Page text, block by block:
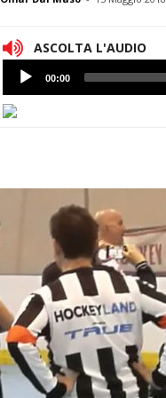
ASCOLTA L'AUDIO
Lettore
Audio
00:00